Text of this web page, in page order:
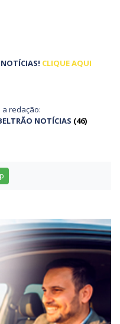
NOTÍCIAS! CLIQUE AQUI
redação:
NOTÍCIAS (46)